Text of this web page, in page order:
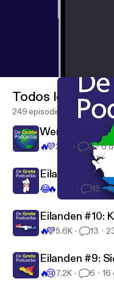
ttps://
De Grote
Todos los
249 episodios
Wereldsteden
🔥💜207 3 6
Eilanden #11:
😂🔥 15
Eilanden #10:
🔥💜5.6K 13
Eilanden #9:
🔥😢7.2K 6 16